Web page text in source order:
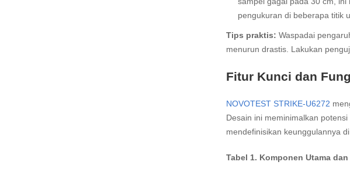
pengukuran di beberapa titik
Tips praktis: Waspadai
menurun drastis. Lakukan
Fitur Kunci dan
NOVOTEST STRIKE-U6272
Desain ini meminimalkan
mendefinisikan keunggulannya
Tabel 1. Komponen Utama